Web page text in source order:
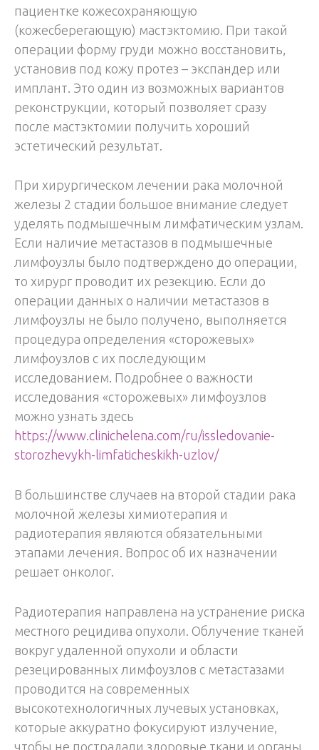
пациентке кожесохраняющую
(кожесберегающую) мастэктомию. При такой
операции форму груди можно восстановить,
установив под кожу протез – экспандер или
имплант. Это один из возможных вариантов
реконструкции, который позволяет сразу
после мастэктомии получить хороший
эстетический результат.
При хирургическом лечении рака молочной
железы 2 стадии большое внимание следует
уделять подмышечным лимфатическим узлам.
Если наличие метастазов в подмышечные
лимфоузлы было подтверждено до операции,
то хирург проводит их резекцию. Если до
операции данных о наличии метастазов в
лимфоузлы не было получено, выполняется
процедура определения «сторожевых»
лимфоузлов с их последующим
исследованием. Подробнее о важности
исследования «сторожевых» лимфоузлов
можно узнать здесь
https://www.clinichelena.com/ru/issledovanie-
storozhevykh-limfaticheskikh-uzlov/
В большинстве случаев на второй стадии рака
молочной железы химиотерапия и
радиотерапия являются обязательными
этапами лечения. Вопрос об их назначении
решает онколог.
Радиотерапия направлена на устранение риска
местного рецидива опухоли. Облучение тканей
вокруг удаленной опухоли и области
резецированных лимфоузлов с метастазами
проводится на современных
высокотехнологичных лучевых установках,
которые аккуратно фокусируют излучение,
чтобы не пострадали здоровые ткани и органы.